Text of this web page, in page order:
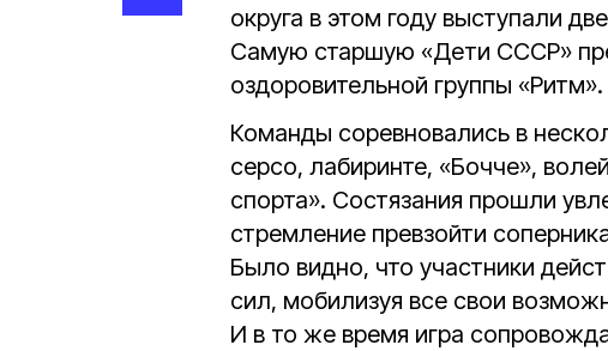
округа в этом году выступали
Самую старшую «Дети СССР»
оздоровительной группы «Ритм».
Команды соревновались в
серсо, лабиринте, «Бочче»,
спорта». Состязания прошли
стремление превзойти
Было видно, что участники
сил, мобилизуя все свои
И в то же время игра